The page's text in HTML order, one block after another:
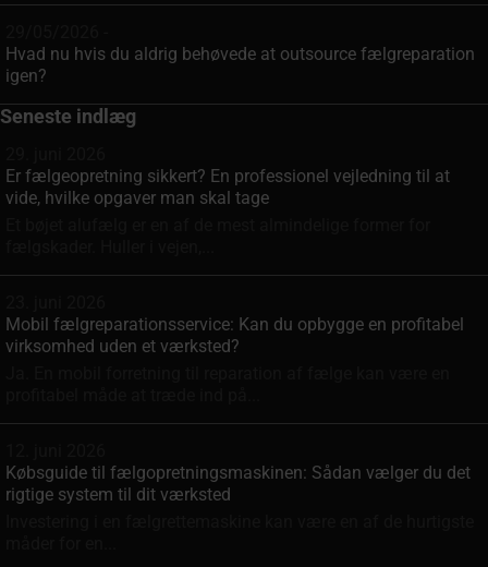
Hvad nu hvis du aldrig behøvede at outsource fælgreparation
igen?
Seneste indlæg
Er fælgeopretning sikkert? En professionel vejledning til at
vide, hvilke opgaver man skal tage
Mobil fælgreparationsservice: Kan du opbygge en profitabel
virksomhed uden et værksted?
Købsguide til fælgopretningsmaskinen: Sådan vælger du det
rigtige system til dit værksted